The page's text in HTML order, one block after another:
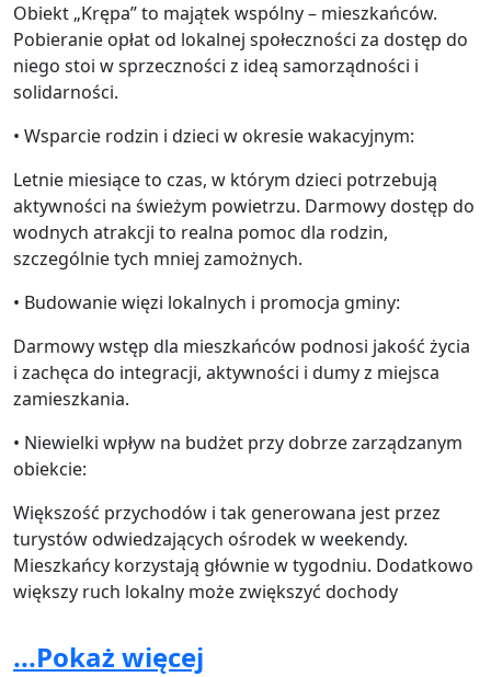
Obiekt „Krępa” to majątek wspólny – mieszkańców.
Pobieranie opłat od lokalnej społeczności za dostęp do
niego stoi w sprzeczności z ideą samorządności i
solidarności.
• Wsparcie rodzin i dzieci w okresie wakacyjnym:
Letnie miesiące to czas, w którym dzieci potrzebują
aktywności na świeżym powietrzu. Darmowy dostęp do
wodnych atrakcji to realna pomoc dla rodzin,
szczególnie tych mniej zamożnych.
• Budowanie więzi lokalnych i promocja gminy:
Darmowy wstęp dla mieszkańców podnosi jakość życia
i zachęca do integracji, aktywności i dumy z miejsca
zamieszkania.
• Niewielki wpływ na budżet przy dobrze zarządzanym
obiekcie:
Większość przychodów i tak generowana jest przez
turystów odwiedzających ośrodek w weekendy.
Mieszkańcy korzystają głównie w tygodniu. Dodatkowo
większy ruch lokalny może zwiększyć dochody
Nasza propozycja:
...Pokaż więcej